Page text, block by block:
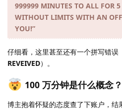
999999 MINUTES TO ALL FOR 5
WITHOUT LIMITS WITH AN
YOU!”
仔细看，这里甚至还有一个拼写错误
REVEIVED）。
100 万分钟是什么概念？
博主抱着怀疑的态度查了下账户，结